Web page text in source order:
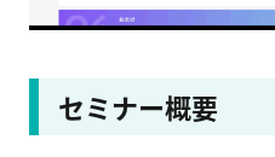
セミナー概要